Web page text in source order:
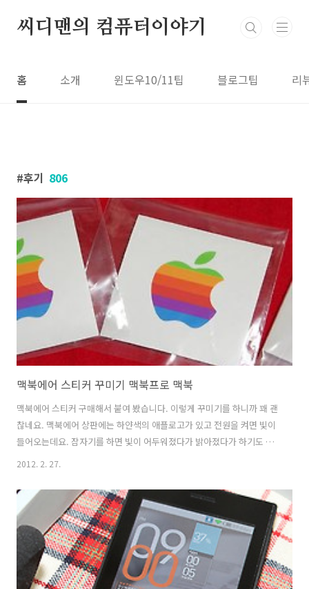
씨디맨의 컴퓨터이야기
홈 소개 윈도우10/11팁 블로그팁 리
후기 806
맥북에어 스티커 꾸미기 맥북프로 맥북
맥북에어 스티커 구매해서 붙여 봤습니다. 이렇게 꾸미기를 하니까 꽤 괜
찮네요. 맥북에어 상판에는 하얀색의 애플로고가 있고 전원을 켜면 빛이
들어오는데요. 잠자기를 하면 빛이 어두워졌다가 밝아졌다가 하기도 하
죠. 근데 많은 분들이 맥북에어를 꺼내놓으면 실제 쓰고 있는 입장에서는
스티커를 붙여보세요. 상당히 독특한 분위기를 낼 수 있습니다. 큰 스키
커는 원래는 맥북프로용으로 만들어진것이지만, 맥북에어에도 맥북에도
붙일 수 있습니다. 약간은 모양이 어긋나긴 한데요. 잘 붙이면 별로 표시
나지 않고 붙일 수 있습니다. 근데 큰 스티커 하나가 6000원선입니다. 구
매한지 저도 좀 된 시점에서 글을 적는것이라 지금 가격은 얼마정도인지
기억이 안나..
2012. 2. 27.